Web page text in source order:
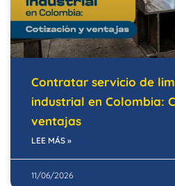
Contratar servicio de
industrial en Colombia:
ventajas
LEE MÁS »
11/06/2026